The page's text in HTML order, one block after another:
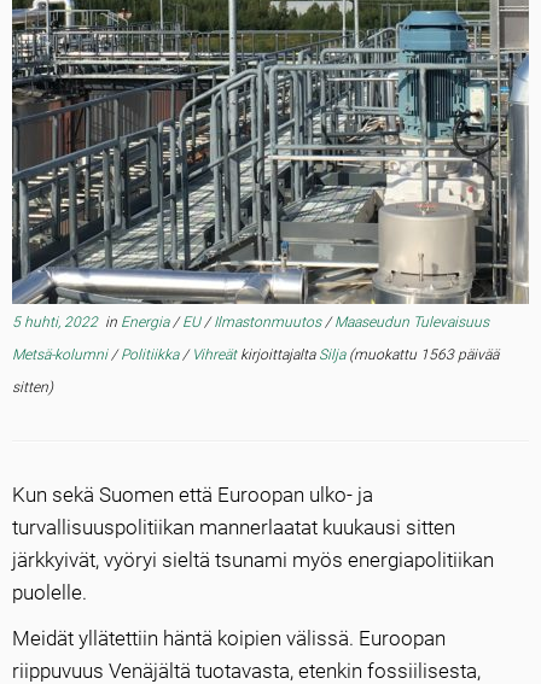
5 huhti, 2022in Energia/EU/Ilmastonmuutos/Maaseudun Tulevaisuus
Metsä-kolumni/Politiikka/ Vihreät kirjoittajalta Silja(muokattu 1563 päivää
sitten)
Kun sekä Suomen että Euroopan ulko- ja
turvallisuuspolitiikan mannerlaatat kuukausi sitten
järkkyivät, vyöryi sieltä tsunami myös energiapolitiikan
puolelle.
Meidät yllätettiin häntä koipien välissä. Euroopan
riippuvuus Venäjältä tuotavasta, etenkin fossiilisesta,